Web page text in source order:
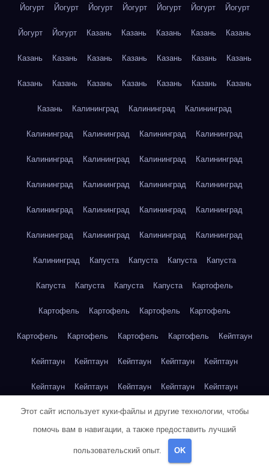
Йогурт Йогурт Йогурт Йогурт Йогурт Йогурт Йогурт
Йогурт Йогурт Казань Казань Казань Казань Казань
Казань Казань Казань Казань Казань Казань Казань
Казань Казань Казань Казань Казань Казань Казань
Казань Калининград Калининград Калининград
Калининград Калининград Калининград Калининград
Калининград Калининград Калининград Калининград
Калининград Калининград Калининград Калининград
Калининград Калининград Калининград Калининград
Калининград Калининград Калининград Калининград
Калининград Капуста Капуста Капуста Капуста
Капуста Капуста Капуста Капуста Картофель
Картофель Картофель Картофель Картофель
Картофель Картофель Картофель Картофель Кейптаун
Кейптаун Кейптаун Кейптаун Кейптаун Кейптаун
Кейптаун Кейптаун Кейптаун Кейптаун Кейптаун
Кейптаун Кейптаун Кейптаун Кейптаун Кейптаун
Кейптаун
Клубника
Этот сайт использует куки-файлы и другие технологии, чтобы
помочь вам в навигации, а также предоставить лучший
пользовательский опыт. OK